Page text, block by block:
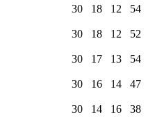
30 18 12 54
30 18 12 52
30 17 13 54
30 16 14 47
30 14 16 38